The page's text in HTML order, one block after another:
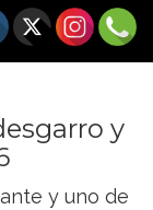
y
y uno de